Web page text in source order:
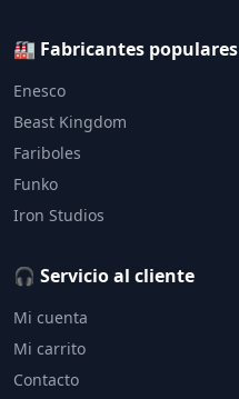
🏭 Fabricantes populares
Enesco
Beast Kingdom
Fariboles
Funko
Iron Studios
🎧 Servicio al cliente
Mi cuenta
Mi carrito
Contacto